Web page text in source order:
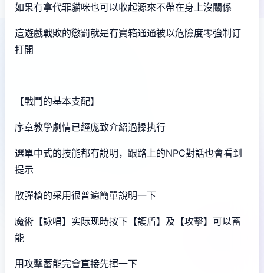
如果有拿代罪貓咪也可以收起源來不帶在身上沒關係
這遊戲戰敗的懲罰就是有寶箱通通被以危險度零強制订
打開
【戰鬥的基本支配】
序章教學劇情已經庞致介紹過操执行
選單中式的技能都有說明，跟路上的NPC對話也會看到
提示
散彈槍的采用很普遍簡單說明一下
魔術【詠唱】实际现時按下【護盾】及【攻擊】可以蓄
能
用攻擊蓄能完會直接先揮一下